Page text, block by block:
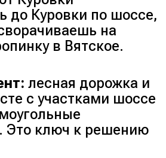
до Куровки по шоссе,
на
в Вятское.
лесная дорожка и
с участками шоссе
Это ключ к решению